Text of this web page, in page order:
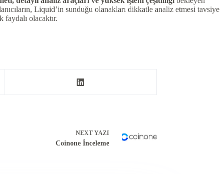
Liquid’in sunduğu olanakları dikkatle analiz etmesi tavsiye
faydalı olacaktır.
NEXT YAZI
Coinone İnceleme